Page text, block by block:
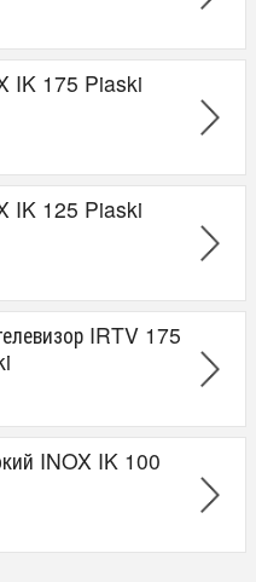
IK 175 Piaski
IK 125 Piaski
IRTV 175
INOX IK 100